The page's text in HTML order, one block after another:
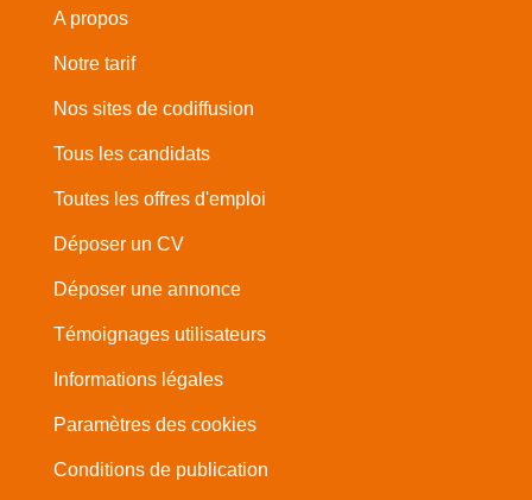
A propos
Notre tarif
Nos sites de codiffusion
Tous les candidats
Toutes les offres d'emploi
Déposer un CV
Déposer une annonce
Témoignages utilisateurs
Informations légales
Paramètres des cookies
Conditions de publication